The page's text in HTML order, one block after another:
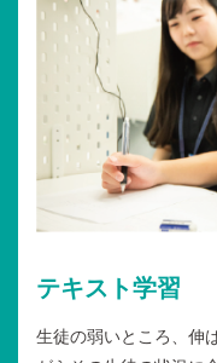
テキスト学習
生徒の弱いところ、伸